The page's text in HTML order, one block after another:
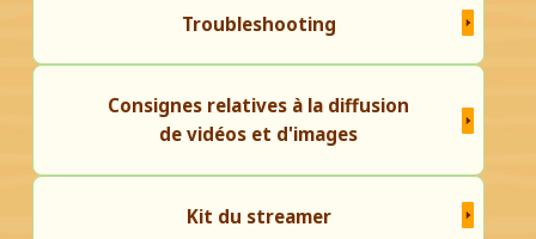
Troubleshooting
Consignes relatives à la diffusion
de vidéos et d'images
Kit du streamer